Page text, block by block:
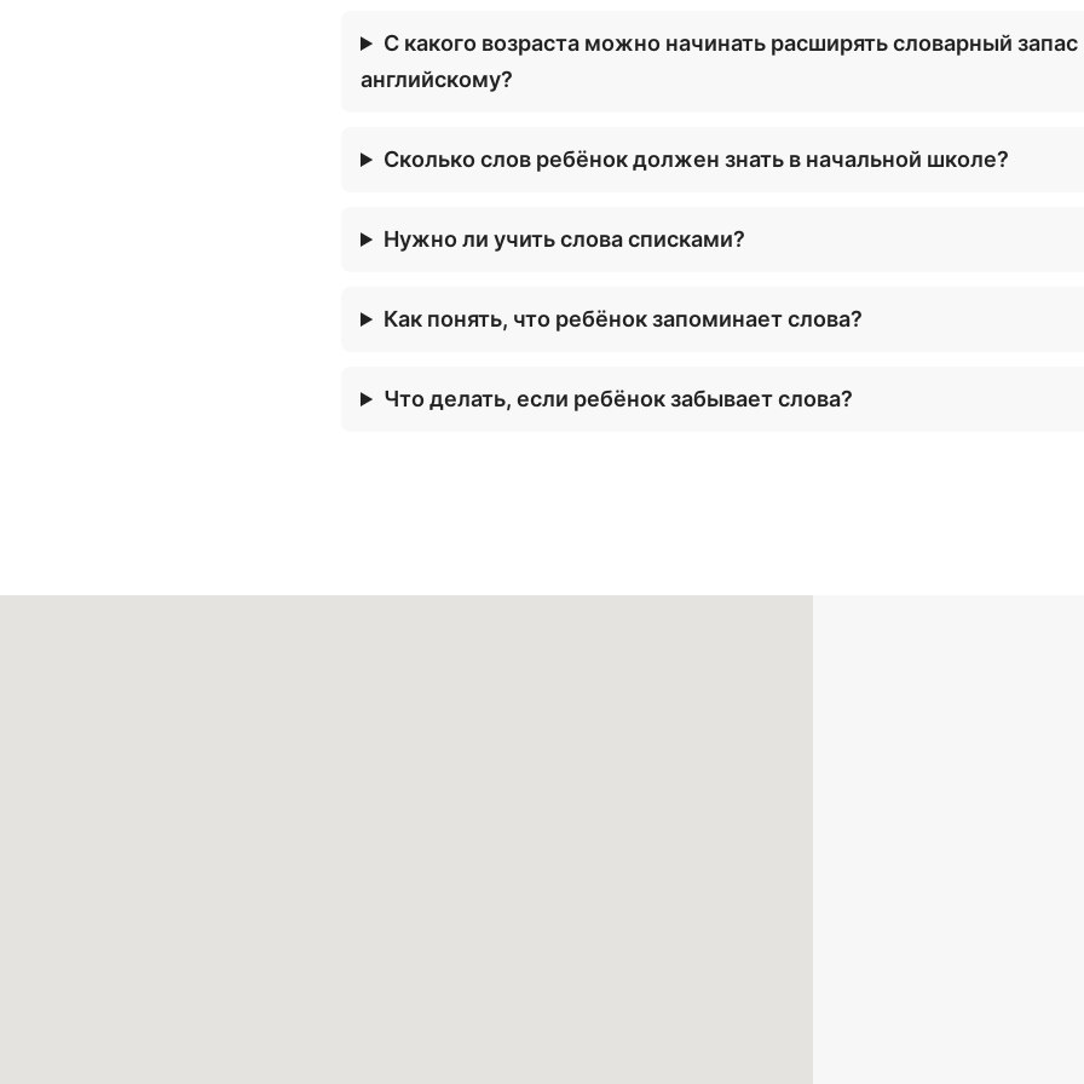
С какого возраста можно начинать расширять словарный запас
английскому?
Сколько слов ребёнок должен знать в начальной школе?
Нужно ли учить слова списками?
Как понять, что ребёнок запоминает слова?
Что делать, если ребёнок забывает слова?